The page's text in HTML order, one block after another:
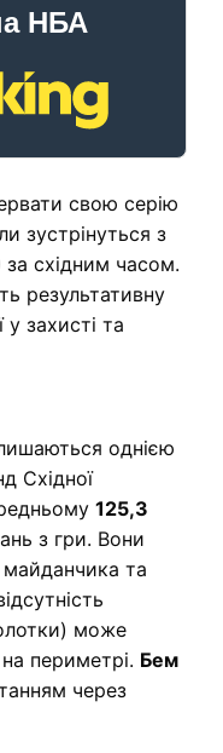
НБА
свою серію
зустрінуться з
за східним часом.
результативну
у захисті та
однією
Східної
125,3
з гри. Вони
та
може
периметрі. Бем
через